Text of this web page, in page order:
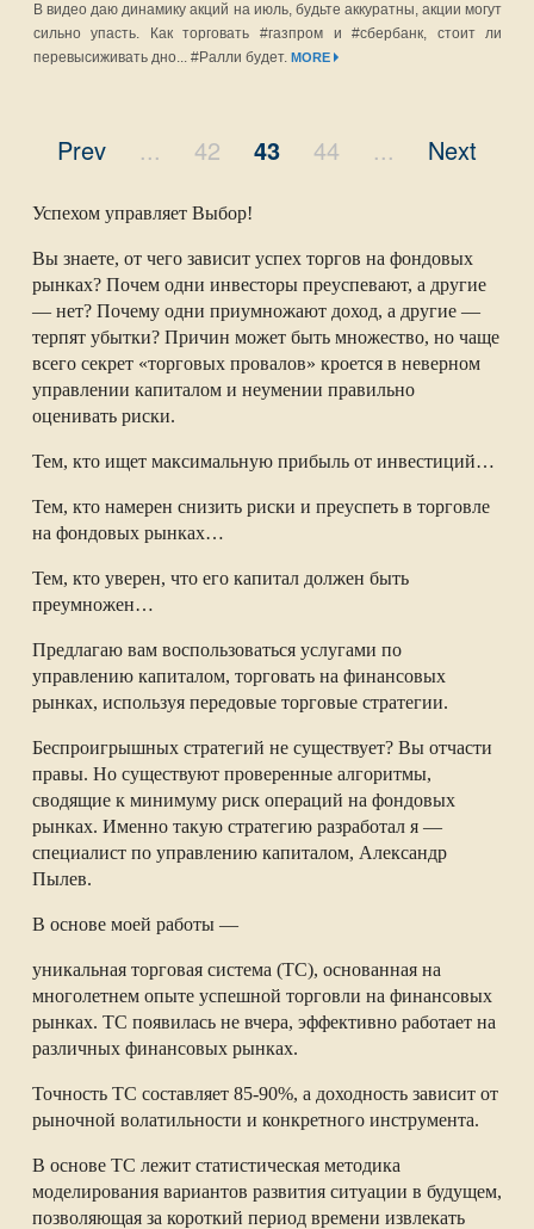
В видео даю динамику акций на июль, будьте аккуратны, акции могут
сильно упасть. Как торговать #газпром и #сбербанк, стоит ли
перевысиживать дно... #Ралли будет. MORE
Prev ... 42 43 44 ... Next
Успехом управляет Выбор!
Вы знаете, от чего зависит успех торгов на фондовых
рынках? Почем одни инвесторы преуспевают, а другие
— нет? Почему одни приумножают доход, а другие —
терпят убытки? Причин может быть множество, но чаще
всего секрет «торговых провалов» кроется в неверном
управлении капиталом и неумении правильно
оценивать риски.
Тем, кто ищет максимальную прибыль от инвестиций…
Тем, кто намерен снизить риски и преуспеть в торговле
на фондовых рынках…
Тем, кто уверен, что его капитал должен быть
преумножен…
Предлагаю вам воспользоваться услугами по
управлению капиталом, торговать на финансовых
рынках, используя передовые торговые стратегии.
Беспроигрышных стратегий не существует? Вы отчасти
правы. Но существуют проверенные алгоритмы,
сводящие к минимуму риск операций на фондовых
рынках. Именно такую стратегию разработал я —
специалист по управлению капиталом, Александр
Пылев.
В основе моей работы —
уникальная торговая система (ТС), основанная на
многолетнем опыте успешной торговли на финансовых
рынках. ТС появилась не вчера, эффективно работает на
различных финансовых рынках.
Точность ТС составляет 85-90%, а доходность зависит от
рыночной волатильности и конкретного инструмента.
В основе ТС лежит статистическая методика
моделирования вариантов развития ситуации в будущем,
позволяющая за короткий период времени извлекать